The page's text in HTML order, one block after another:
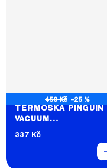
450 Kč –25 %
TERMOSKA PINGUIN
VACUUM
THERMOBOTTLE 0.8L
337 Kč